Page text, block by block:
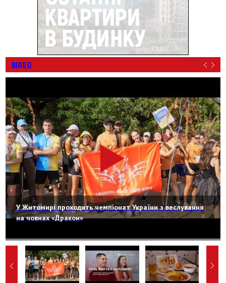
ВІДЕО
У Житомирі проходить чемпіонат України з веслування
на човнах «Дракон»